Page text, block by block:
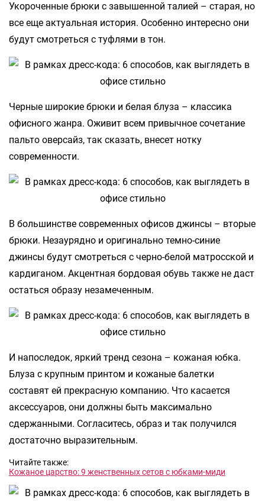
Укороченные брюки с завышенной талией – старая, но
все еще актуальная история. Особенно интересно они
будут смотреться с туфлями в тон.
Черные широкие брюки и белая блуза – классика
офисного жанра. Оживит всем привычное сочетание
пальто оверсайз, так сказать, внесет нотку
современности.
В большинстве современных офисов джинсы – вторые
брюки. Незаурядно и оригинально темно-синие
джинсы будут смотреться с черно-белой матросской и
кардиганом. Акцентная бордовая обувь также не даст
остаться образу незамеченным.
И напоследок, яркий тренд сезона – кожаная юбка.
Блуза с крупным принтом и кожаные балетки
составят ей прекрасную компанию. Что касается
аксессуаров, они должны быть максимально
сдержанными. Согласитесь, образ и так получился
достаточно выразительным.
Читайте также:
Кожаное царство: 9 женственных сетов с юбками-миди